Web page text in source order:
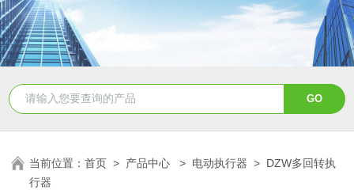
当前位置：首页 > 产品中心 > 电动执行器 > DZW多回转执
行器